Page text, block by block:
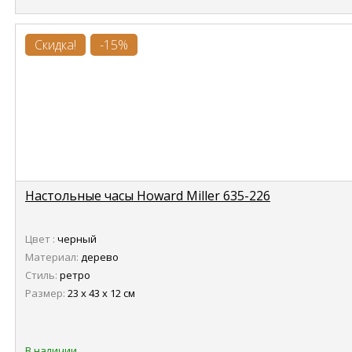
Скидка! -15%
Настольные часы Howard Miller 635-226
Цвет : черный
Материал: дерево
Стиль: ретро
Размер: 23 х 43 х 12 см